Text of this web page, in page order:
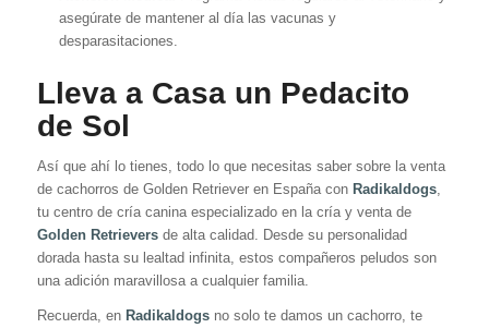
asegúrate de mantener al día las vacunas y
desparasitaciones.
Lleva a Casa un Pedacito
de Sol
Así que ahí lo tienes, todo lo que necesitas saber sobre la venta
de cachorros de Golden Retriever en España con Radikaldogs,
tu centro de cría canina especializado en la cría y venta de
Golden Retrieversde alta calidad. Desde su personalidad
dorada hasta su lealtad infinita, estos compañeros peludos son
una adición maravillosa a cualquier familia.
Recuerda, en Radikaldogsno solo te damos un cachorro, te